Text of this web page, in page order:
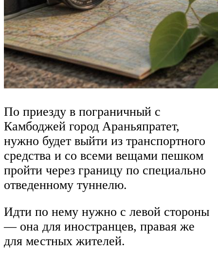
По приезду в пограничный с
Камбоджей город Араньяпратет,
нужно будет выйти из транспортного
средства и со всеми вещами пешком
пройти через границу по специально
отведенному туннелю.
Идти по нему нужно с левой стороны
— она для иностранцев, правая же
для местных жителей.